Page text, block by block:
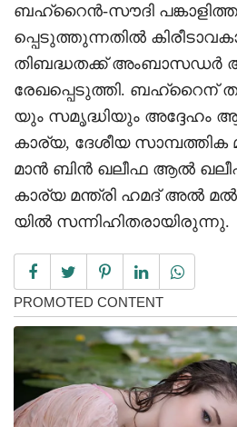
ബഹ്റൈൻ-സൗദി
പ്പെടുത്തുന്നതിൽ
തിബദ്ധതക്ക് അംബാസഡർ
രേഖപ്പെടുത്തി. ബഹ്റൈന്
യും സമൃദ്ധിയും അദ്ദേഹം
കാര്യ, ദേശീയ
മാൻ ബിൻ ഖലീഫ ആൽ
കാര്യ മന്ത്രി ഹമദ് അൽ
യിൽ സന്നിഹിതരായിരുന്നു.